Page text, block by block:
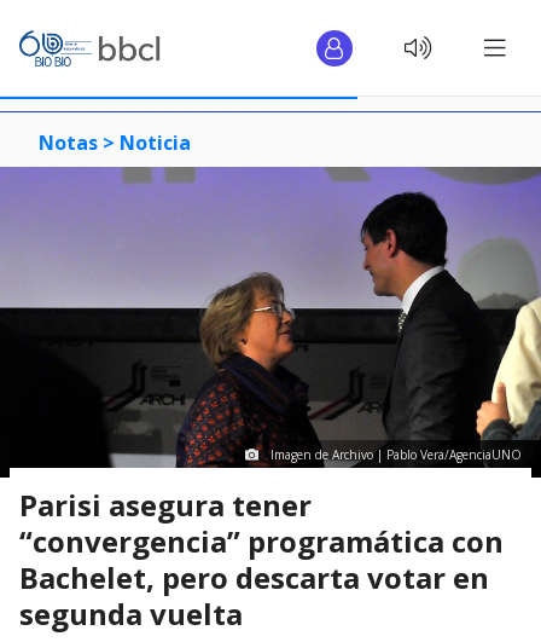
Notas > Noticia
Imagen de Archivo | Pablo Vera/AgenciaUNO
Parisi asegura tener
“convergencia” programática con
Bachelet, pero descarta votar en
segunda vuelta